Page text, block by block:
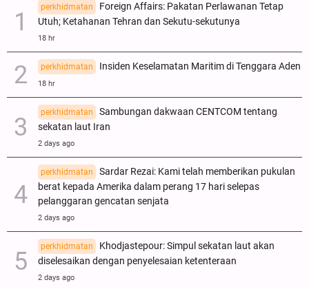
perkhidmatan
Foreign Affairs: Pakatan Perlawanan Tetap
Utuh; Ketahanan Tehran dan Sekutu-sekutunya
18 hr
perkhidmatan Insiden Keselamatan Maritim di Tenggara Aden
18 hr
perkhidmatan
Sambungan dakwaan CENTCOM tentang
sekatan laut Iran
2 days ago
perkhidmatan
Sardar Rezai: Kami telah memberikan pukulan
berat kepada Amerika dalam perang 17 hari selepas
pelanggaran gencatan senjata
2 days ago
perkhidmatan
Khodjastepour: Simpul sekatan laut akan
diselesaikan dengan penyelesaian ketenteraan
2 days ago